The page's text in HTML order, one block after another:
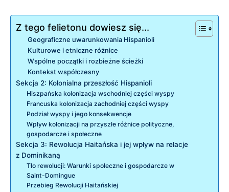
Z tego felietonu dowiesz się...
Geograficzne uwarunkowania Hispanioli
Kulturowe i etniczne różnice
Wspólne początki i rozbieżne ścieżki
Kontekst współczesny
Sekcja 2: Kolonialna przeszłość Hispanioli
Hiszpańska kolonizacja wschodniej części wyspy
Francuska kolonizacja zachodniej części wyspy
Podział wyspy i jego konsekwencje
Wpływ kolonizacji na przyszłe różnice polityczne,
gospodarcze i społeczne
Sekcja 3: Rewolucja Haitańska i jej wpływ na relacje
z Dominikaną
Tło rewolucji: Warunki społeczne i gospodarcze w
Saint-Domingue
Przebieg Rewolucji Haitańskiej